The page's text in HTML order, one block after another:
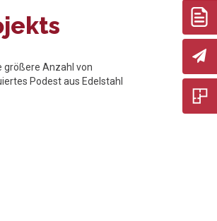
größere Anzahl von
Podest aus Edelstahl